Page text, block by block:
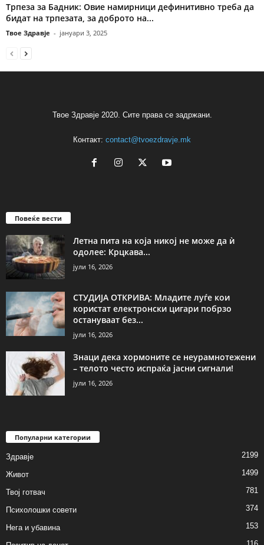
Трпеза за Бадник: Овие намирници дефинитивно треба да
бидат на трпезата, за доброто на...
Твое Здравје - јануари 3, 2025
Твое Здравје 2020. Сите права се задржани.
Контакт: contact@tvoezdravje.mk
Повеќе вести
Летна пита на која никој не може да ѝ
одолее: Крцкава...
јули 16, 2026
СТУДИЈА ОТКРИВА: Младите луѓе кои
користат електронски цигари побрзо
остануваат без...
јули 16, 2026
Знаци дека хормоните се неурамнотежени
– телото често испраќа јасни сигнали!
јули 16, 2026
Популарни категории
Здравје 2199
Живот 1499
Твој готвач 781
Психолошки совети 374
Нега и убавина 153